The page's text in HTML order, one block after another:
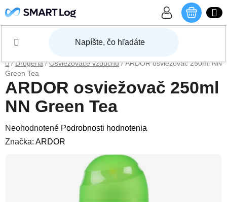
Domov
/ Drogéria / Osviežovače vzduchu / ARDOR osviežovač 250ml NN
Green Tea
ARDOR osviežovač 250ml
NN Green Tea
Priemerné hodnotenie produktu je 0,0 z 5 hviezdičiek.
Neohodnotené Podrobnosti hodnotenia
Značka: ARDOR